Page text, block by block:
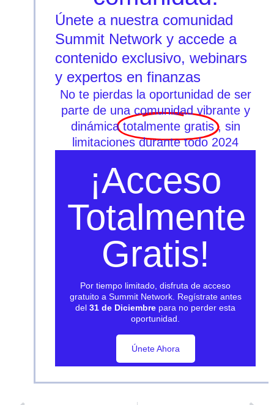
Únete a nuestra comunidad
Summit Network y accede a
contenido exclusivo, webinars
y expertos en finanzas
No te pierdas la oportunidad de ser
parte de una comunidad vibrante y
dinámica totalmente gratis , sin
limitaciones durante todo 2024
¡Acceso
Totalmente
Gratis!
Por tiempo limitado, disfruta de acceso
gratuito a Summit Network. Regístrate antes
del 31 de Diciembre para no perder esta
oportunidad.
Únete Ahora
Únete Ahora